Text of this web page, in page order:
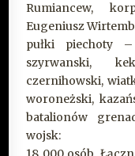
Rumiancew,
Eugeniusz
pułki piechoty
szyrwanski,
czernihowski,
woroneżski,
batalionów
wojsk: